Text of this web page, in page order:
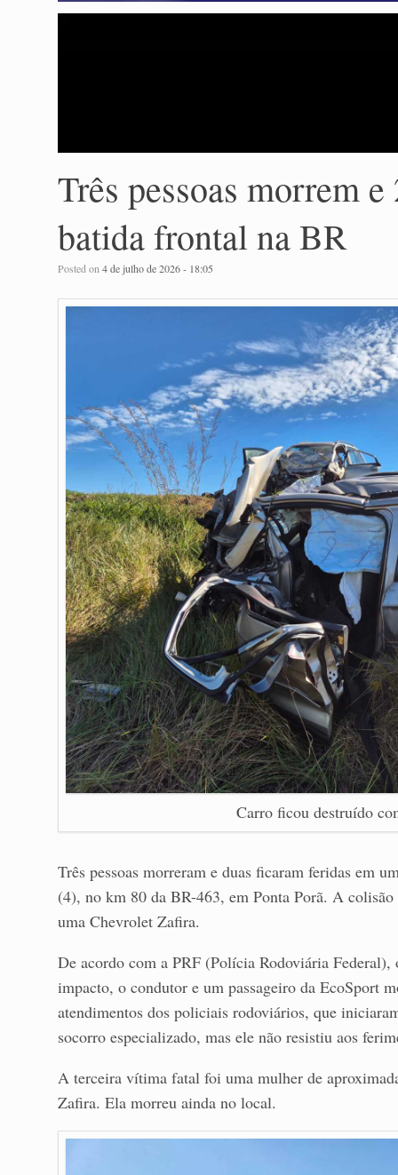
Três pessoas morrem
batida frontal na BR
Posted on4 de julho de 2026 - 18:05
Carro ficou destruído
Três pessoas morreram e duas ficaram feridas em
(4), no km 80 da BR-463, em Ponta Porã. A
uma Chevrolet Zafira.
De acordo com a PRF (Polícia Rodoviária
impacto, o condutor e um passageiro da EcoSport
atendimentos dos policiais rodoviários, que
socorro especializado, mas ele não resistiu aos
A terceira vítima fatal foi uma mulher de
Zafira. Ela morreu ainda no local.